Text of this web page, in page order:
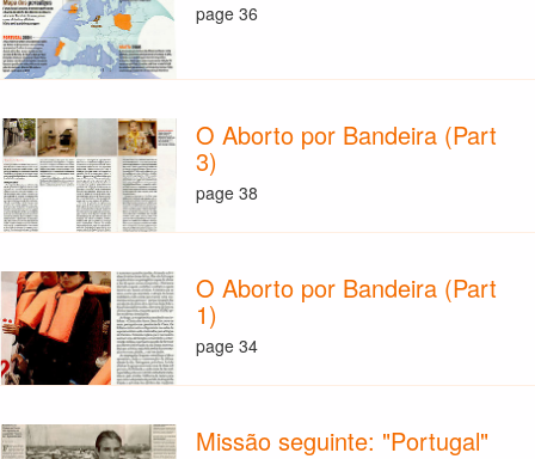
page 36
O Aborto por Bandeira (Part
3)
page 38
O Aborto por Bandeira (Part
1)
page 34
Missão seguinte: "Portugal"